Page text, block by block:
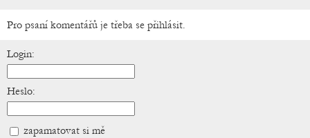
Pro psaní komentářů je třeba se přihlásit.
Login:
Heslo:
zapamatovat si mě